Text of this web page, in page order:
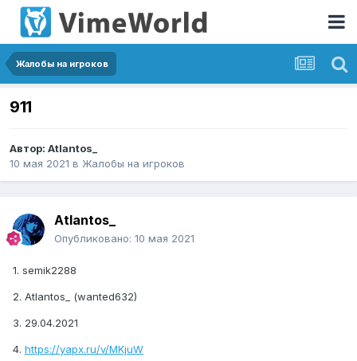
Жалобы на игроков
911
Автор: Atlantos_
10 мая 2021 в Жалобы на игроков
Atlantos_
Опубликовано: 10 мая 2021
1. semik2288
2. Atlantos_ (wanted632)
3. 29.04.2021
4. https://yapx.ru/v/MKjuW